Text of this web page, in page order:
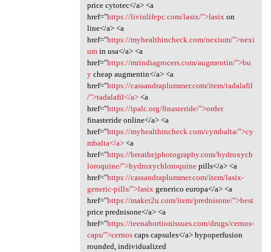
price cytotec</a> <a
href="https://livinlifepc.com/lasix/">lasixon
line</a> <a
href="https://myhealthincheck.com/nexium/">nexi
umin usa</a> <a
href="https://mrindiagrocers.com/augmentin/">bu
ycheap augmentin</a> <a
href="https://cassandraplummer.com/item/tadalafil
/">tadalafil</a><a
href="https://ipalc.org/finasteride/">order
finasteride online</a> <a
href="https://myhealthincheck.com/cymbalta/">cy
mbalta</a><a
href="https://breathejphotography.com/hydroxych
loroquine/">hydroxychloroquinepills</a> <a
href="https://cassandraplummer.com/item/lasix-
generic-pills/">lasixgenerico europa</a> <a
href="https://maker2u.com/item/prednisone/">best
price prednisone</a> <a
href="https://teenabortionissues.com/drugs/cernos-
caps/">cernoscaps capsules</a> hypoperfusion
rounded, individualized